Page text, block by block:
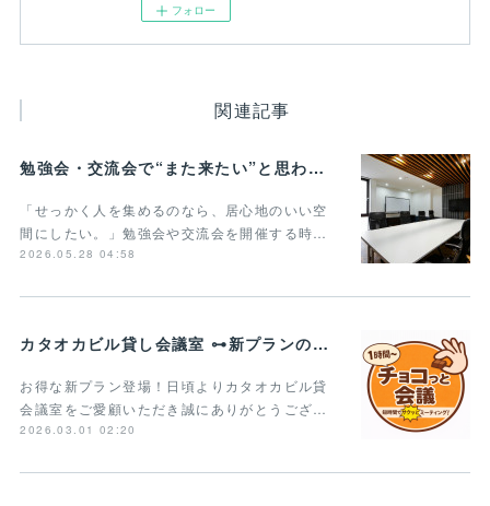
フォロー
関連記事
勉強会・交流会で“また来たい”と思われる貸し会議室の条件とは？
「せっかく人を集めるのなら、居心地のいい空
間にしたい。」勉強会や交流会を開催する時…
2026.05.28 04:58
カタオカビル貸し会議室 ⊶新プランのご案内⊶
お得な新プラン登場！日頃よりカタオカビル貸
会議室をご愛顧いただき誠にありがとうござ…
2026.03.01 02:20